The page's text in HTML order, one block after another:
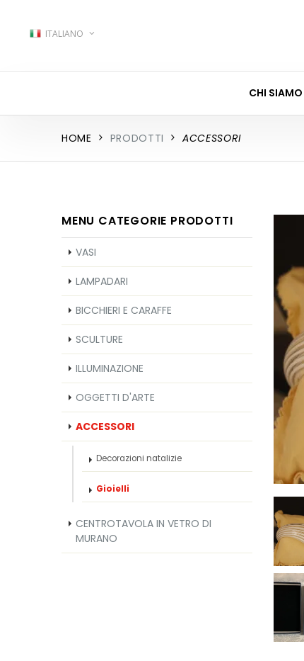
ITALIANO
CHI SIAMO
HOME PRODOTTI ACCESSORI
MENU CATEGORIE PRODOTTI
VASI
LAMPADARI
BICCHIERI E CARAFFE
SCULTURE
ILLUMINAZIONE
OGGETTI D'ARTE
ACCESSORI
Decorazioni natalizie
Gioielli
CENTROTAVOLA IN VETRO DI
MURANO